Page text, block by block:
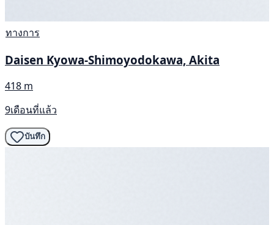
ทางการ
Daisen Kyowa-Shimoyodokawa, Akita
418 m
9เดือนที่แล้ว
บันทึก